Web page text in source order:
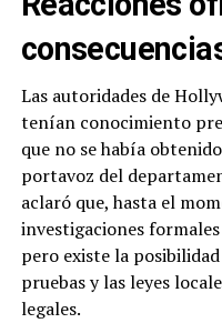
Las autoridades de
tenían conocimiento
que no se había
portavoz del
aclaró que, hasta el
investigaciones
pero existe la
pruebas y las leyes
legales.